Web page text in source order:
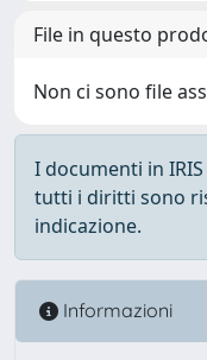
File in questo
Non ci sono file
I documenti in
tutti i diritti sono
indicazione.
Informazioni